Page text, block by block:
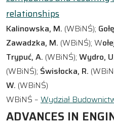
relationships
Kalinowska, M. (WBiNŚ);
Zawadzka, M. (WBiNŚ); W
Trypuć, A. (WBiNŚ); Wydro,
(WBiNŚ); Świsłocka, R.
W. (WBiNŚ)
WBiNŚ – Wydział
ADVANCES IN